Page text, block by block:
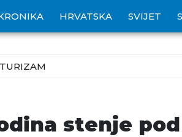
HRVATSKA SVIJET
TURIZAM
stenje